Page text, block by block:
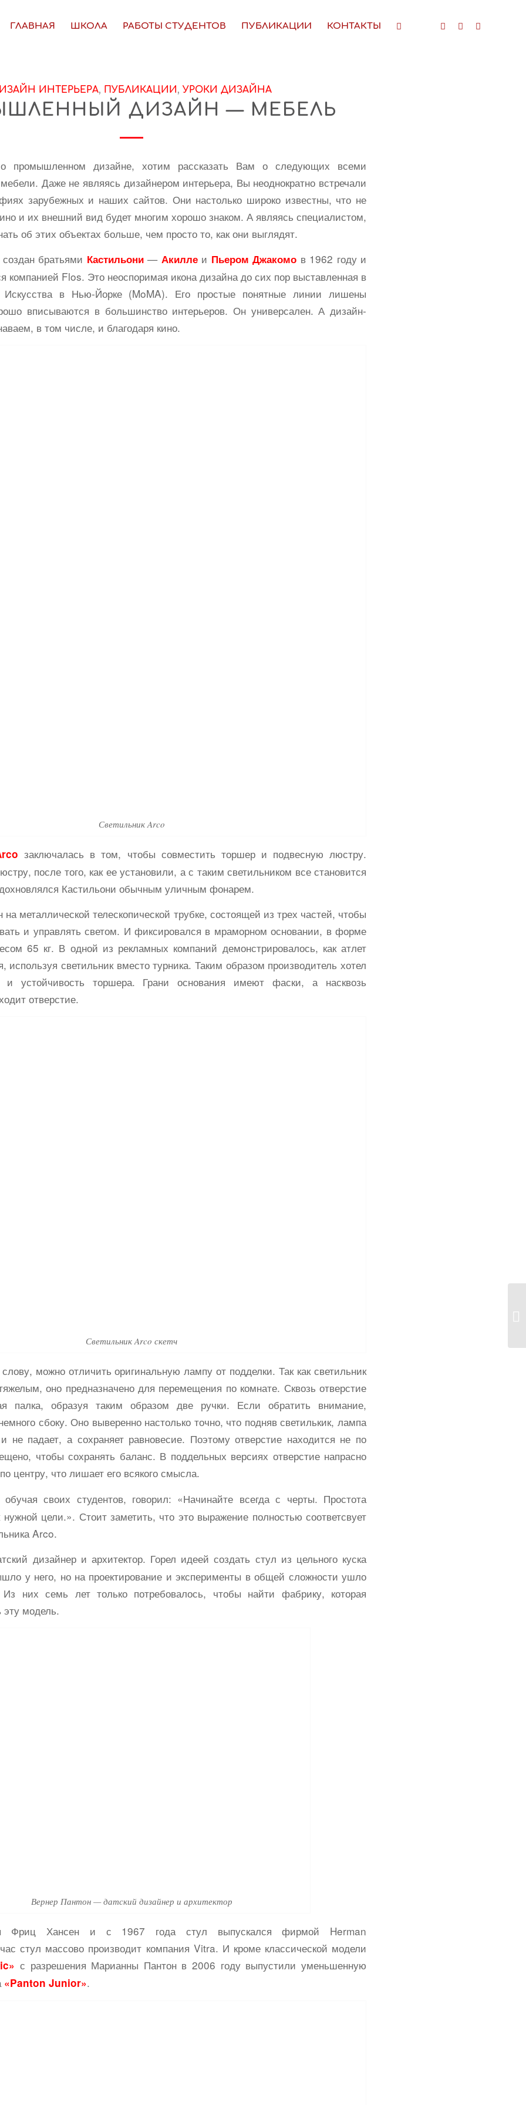
ГЛАВНАЯ ШКОЛА РАБОТЫ СТУДЕНТОВ ПУБЛИКАЦИИ КОНТАКТЫ
ИНТЕРЬЕРА, ПУБЛИКАЦИИ, УРОКИ ДИЗАЙНА
ДИЗАЙН — МЕБЕЛЬ
промышленном дизайне, хотим рассказать Вам о следующих всеми
Даже не являясь дизайнером интерьера, Вы неоднократно встречали
зарубежных и наших сайтов. Они настолько широко известны, что не
и их внешний вид будет многим хорошо знаком. А являясь специалистом,
об этих объектах больше, чем просто то, как они выглядят.
братьями Кастильони — Акиллеи Пьером Джакомо в 1962 году и
компанией Flos. Это неоспоримая икона дизайна до сих пор выставленная в
Искусства в Нью-Йорке (MoMA). Его простые понятные линии лишены
вписываются в большинство интерьеров. Он универсален. А дизайн-
в том числе, и благодаря кино.
Светильник Arco
заключалась в том, чтобы совместить торшер и подвесную люстру.
после того, как ее установили, а с таким светильником все становится
Кастильони обычным уличным фонарем.
металлической телескопической трубке, состоящей из трех частей, чтобы
и управлять светом. И фиксировался в мраморном основании, в форме
65 кг. В одной из рекламных компаний демонстрировалось, как атлет
используя светильник вместо турника. Таким образом производитель хотел
и устойчивость торшера. Грани основания имеют фаски, а насквозь
отверстие.
Светильник Arco скетч
можно отличить оригинальную лампу от подделки. Так как светильник
оно предназначено для перемещения по комнате. Сквозь отверстие
палка, образуя таким образом две ручки. Если обратить внимание,
сбоку. Оно выверенно настолько точно, что подняв светилькик, лампа
не падает, а сохраняет равновесие. Поэтому отверстие находится не по
чтобы сохранять баланс. В поддельных версиях отверстие напрасно
центру, что лишает его всякого смысла.
своих студентов, говорил: «Начинайте всегда с черты. Простота
нужной цели.». Стоит заметить, что это выражение полностью соответсвует
Arco.
дизайнер и архитектор. Горел идеей создать стул из цельного куска
у него, но на проектирование и эксперименты в общей сложности ушло
них семь лет только потребовалось, чтобы найти фабрику, которая
эту модель.
Вернер Пантон — датский дизайнер и архитектор
Фриц Хансен и с 1967 года стул выпускался фирмой Herman
стул массово производит компания Vitra. И кроме классической модели
с разрешения Марианны Пантон в 2006 году выпустили уменьшенную
«Panton Junior».